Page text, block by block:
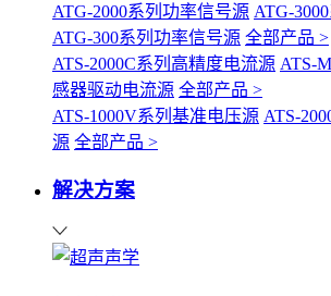
ATG-2000系列功率信号源 ATG-
ATG-300系列功率信号源 全部产品 >
ATS-2000C系列高精度电流源 ATS-
感器驱动电流源 全部产品 >
ATS-1000V系列基准电压源 ATS-
源 全部产品 >
解决方案